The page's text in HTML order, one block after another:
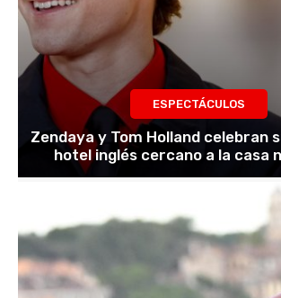
ESPECTÁCULOS
Zendaya y Tom Holland celebran
hotel inglés cercano a la casa